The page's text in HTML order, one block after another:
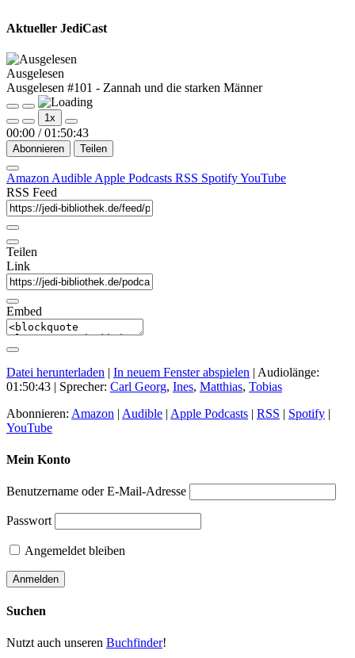
Aktueller JediCast
Ausgelesen
Ausgelesen #101 - Zannah und die starken Männer
Play
Episode
Pause
Episode
1x
00:00 / 01:50:43
Abonnieren Teilen
AmazonAudibleApple Podcasts RSS SpotifyYouTube
RSS Feed
Teilen
Link
Embed
Datei herunterladen In neuem Fenster abspielen Audiolänge:
01:50:43 | Sprecher: Carl Georg, Ines, Matthias, Tobias
Abonnieren: Amazon Audible Apple Podcasts RSS Spotify
YouTube
Mein Konto
Benutzername oder E-Mail-Adresse
Passwort
Angemeldet bleiben
Suchen
Nutzt auch unseren Buchfinder!